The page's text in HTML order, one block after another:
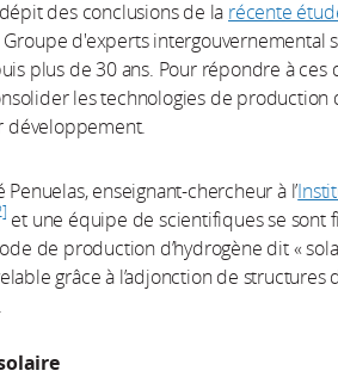
des conclusions de la récente
d'experts intergouvernemental
plus de 30 ans. Pour répondre à ces
les technologies de production
développement.
enseignant-chercheur à l’
et une équipe de scientifiques se sont
de production d’hydrogène dit «
grâce à l’adjonction de structures